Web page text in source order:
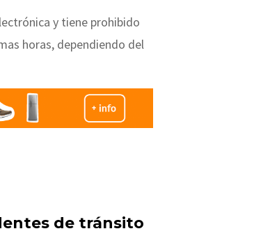
y tiene prohibido
horas, dependiendo del
de tránsito